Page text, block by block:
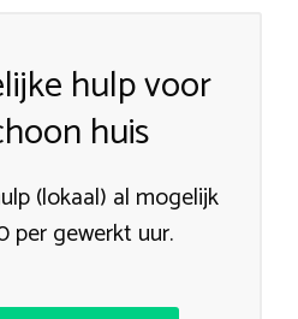
hulp voor
huis
(lokaal) al mogelijk
per gewerkt uur.